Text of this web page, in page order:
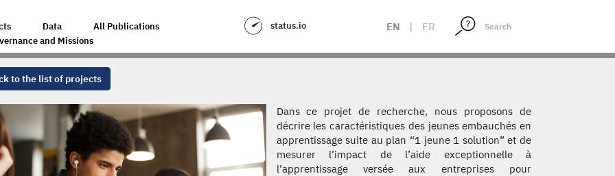
Data
All Publications
and Missions
status.io EN | FR
to the list of projects
Dans ce projet de recherche, nous proposons de
décrire les caractéristiques des jeunes embauchés en
apprentissage suite au plan “1 jeune 1 solution” et de
mesurer l’impact de l’aide exceptionnelle à
l’apprentissage versée aux entreprises pour